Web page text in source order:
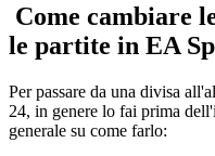
Come cambiare
le partite in EA
Per passare da una divisa
24, in genere lo fai prima
generale su come farlo: